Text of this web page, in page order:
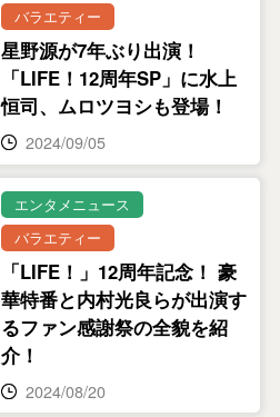
バラエティー
星野源が7年ぶり出演！
「LIFE！12周年SP」に水上
恒司、ムロツヨシも登場！
2024/09/05
エンタメニュース
バラエティー
「LIFE！」12周年記念！ 豪
華特番と内村光良らが出演す
るファン感謝祭の全貌を紹
介！
2024/08/20